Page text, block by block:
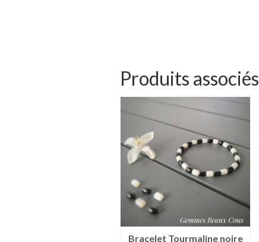
Produits associés
Bracelet Tourmaline noire